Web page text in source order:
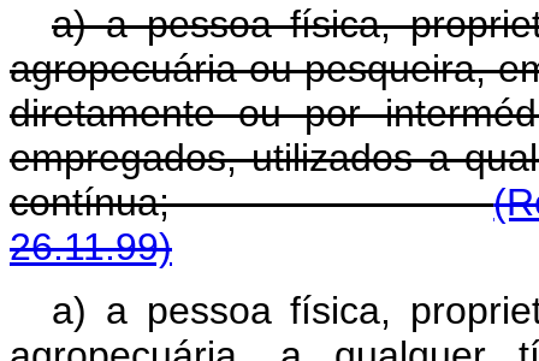
a) a pessoa física,
agropecuária ou pesqueira,
diretamente ou por
empregados, utilizados a
contínua;
26.11.99)
a) a pessoa física,